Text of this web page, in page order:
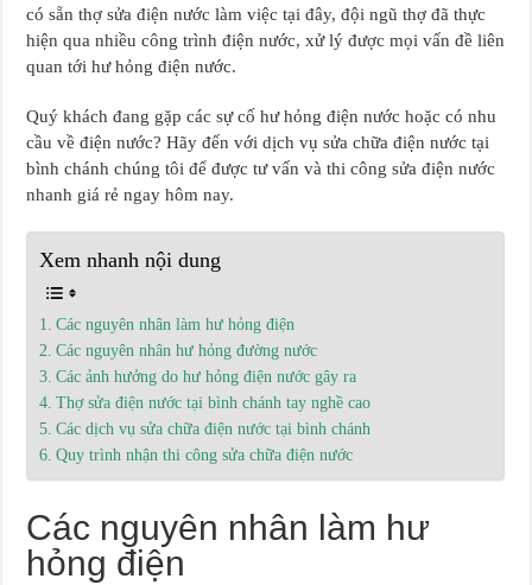
có sẵn thợ sửa điện nước làm việc tại đây, đội ngũ thợ đã thực
hiện qua nhiều công trình điện nước, xử lý được mọi vấn đề liên
quan tới hư hỏng điện nước.
Quý khách đang gặp các sự cố hư hỏng điện nước hoặc có nhu
cầu về điện nước? Hãy đến với dịch vụ sửa chữa điện nước tại
bình chánh chúng tôi để được tư vấn và thi công sửa điện nước
nhanh giá rẻ ngay hôm nay.
Xem nhanh nội dung
Các nguyên nhân làm hư hỏng điện
Các nguyên nhân hư hỏng đường nước
Các ảnh hưởng do hư hỏng điện nước gây ra
Thợ sửa điện nước tại bình chánh tay nghề cao
Các dịch vụ sửa chữa điện nước tại bình chánh
Quy trình nhận thi công sửa chữa điện nước
Các nguyên nhân làm hư
hỏng điện